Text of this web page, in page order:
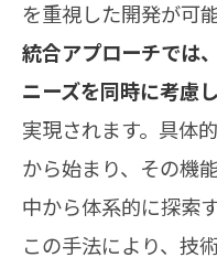
を重視した開発が可
統合アプローチでは
ニーズを同時に考慮
実現されます。具体
から始まり、その機
中から体系的に探索
この手法により、技